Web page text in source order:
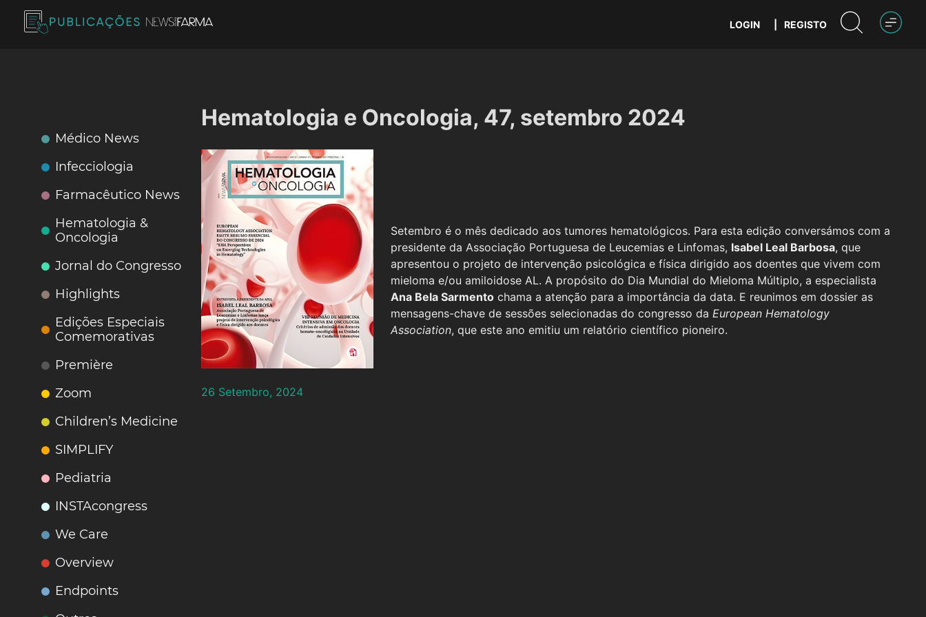
LOGIN REGISTO
Médico News
Infecciologia
Farmacêutico News
Hematologia &
Oncologia
Jornal do Congresso
Highlights
Edições Especiais
Comemorativas
Première
Zoom
Children’s Medicine
SIMPLIFY
Pediatria
INSTAcongress
We Care
Overview
Endpoints
Hematologia e Oncologia, 47, setembro 2024
26 Setembro, 2024
Setembro é o mês dedicado aos tumores hematológicos. Para esta edição conversámos com a
presidente da Associação Portuguesa de Leucemias e Linfomas, Isabel Leal Barbosa, que
apresentou o projeto de intervenção psicológica e física dirigido aos doentes que vivem com
mieloma e/ou amiloidose AL. A propósito do Dia Mundial do Mieloma Múltiplo, a especialista
Ana Bela Sarmento chama a atenção para a importância da data. E reunimos em dossier as
mensagens-chave de sessões selecionadas do congresso da European Hematology
Association, que este ano emitiu um relatório científico pioneiro.